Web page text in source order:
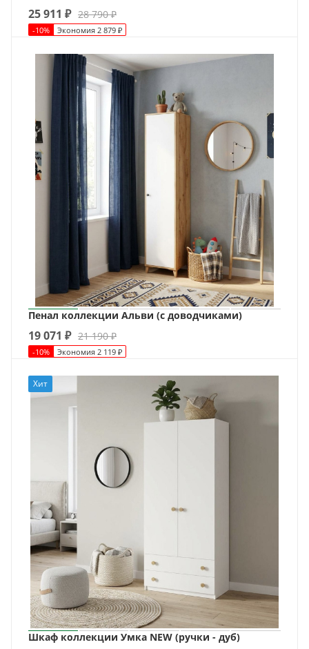
25 911 ₽ 28 790₽
-10% Экономия 2 879 ₽
Пенал коллекции Альви (с доводчиками)
19 071 ₽ 21 190₽
-10% Экономия 2 119 ₽
Хит
Шкаф коллекции Умка NEW (ручки - дуб)